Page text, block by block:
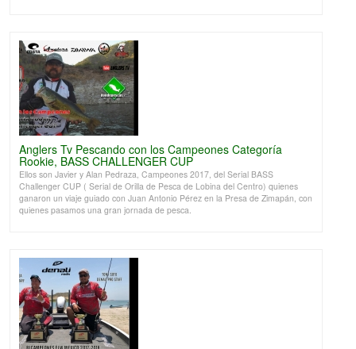
Anglers Tv Pescando con los Campeones Categoría
Rookie, BASS CHALLENGER CUP
Ellos son Javier y Alan Pedraza, Campeones 2017, del Serial BASS
Challenger CUP ( Serial de Orilla de Pesca de Lobina del Centro) quienes
ganaron un viaje guiado con Juan Antonio Pérez en la Presa de Zimapán, con
quienes pasamos una gran jornada de pesca.